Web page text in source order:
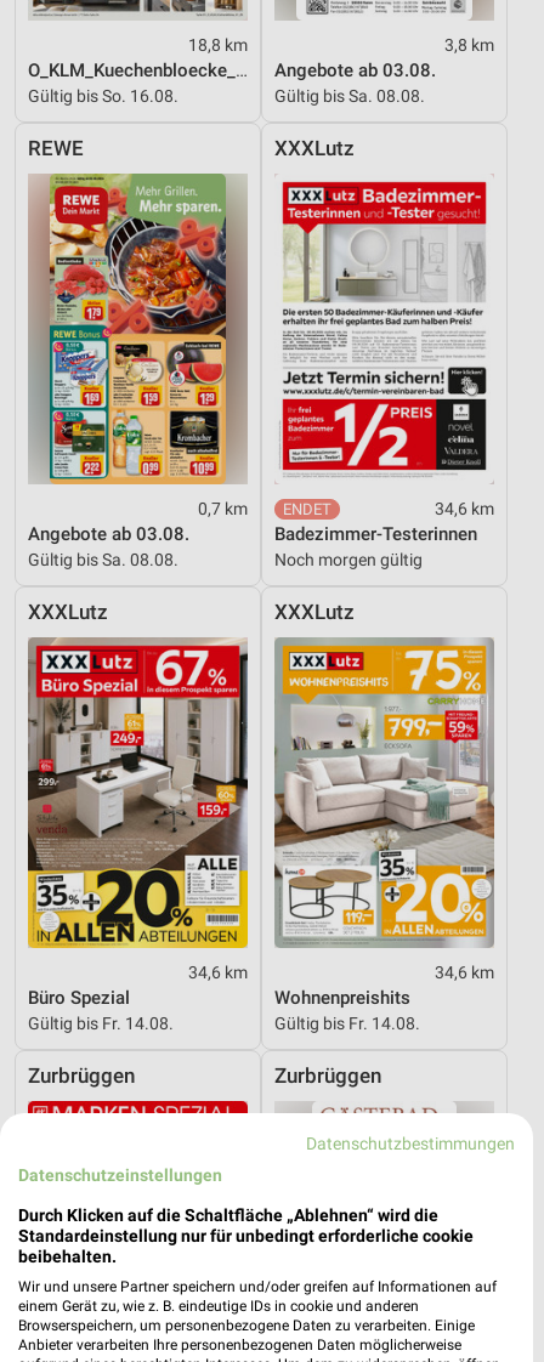
18,8 km
O_KLM_Kuechenbloecke_01_26_ES
Gültig bis So. 16.08.
3,8 km
Angebote ab 03.08.
Gültig bis Sa. 08.08.
REWE
0,7 km
Angebote ab 03.08.
Gültig bis Sa. 08.08.
XXXLutz
34,6 km
Badezimmer-Testerinnen
Noch morgen gültig
XXXLutz
34,6 km
Büro Spezial
Gültig bis Fr. 14.08.
XXXLutz
34,6 km
Wohnenpreishits
Gültig bis Fr. 14.08.
Zurbrüggen Zurbrüggen
Datenschutzbestimmungen
Datenschutzeinstellungen
Durch Klicken auf die Schaltfläche „Ablehnen“ wird die
Standardeinstellung nur für unbedingt erforderliche cookie
beibehalten.
Wir und unsere Partner speichern und/oder greifen auf Informationen auf
einem Gerät zu, wie z. B. eindeutige IDs in cookie und anderen
Browserspeichern, um personenbezogene Daten zu verarbeiten. Einige
Anbieter verarbeiten Ihre personenbezogenen Daten möglicherweise